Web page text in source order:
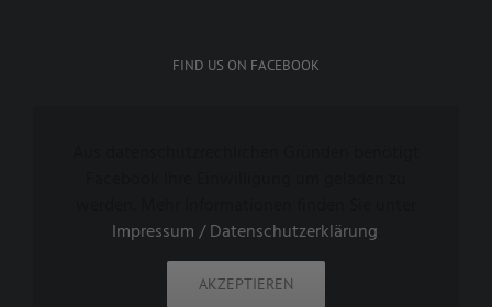
FIND US ON FACEBOOK
Impressum / Datenschutzerklärung
AKZEPTIEREN